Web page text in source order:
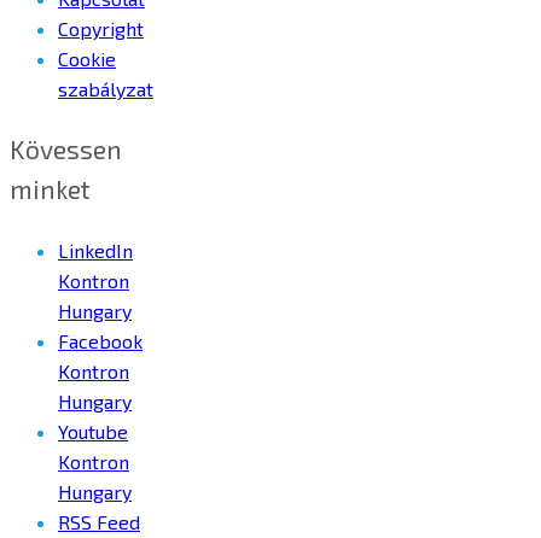
Copyright
Cookie
szabályzat
Kövessen
minket
LinkedIn
Kontron
Hungary
Facebook
Kontron
Hungary
Youtube
Kontron
Hungary
RSS Feed